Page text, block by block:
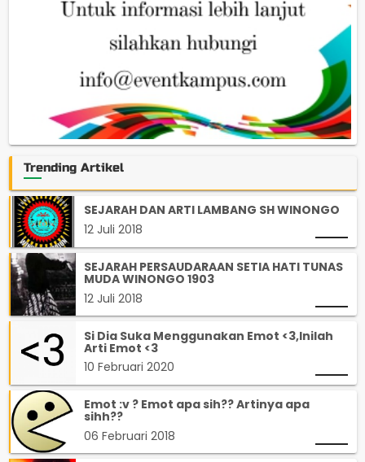
Trending Artikel
SEJARAH DAN ARTI LAMBANG SH WINONGO
12 Juli 2018
SEJARAH PERSAUDARAAN SETIA HATI TUNAS
MUDA WINONGO 1903
12 Juli 2018
Si Dia Suka Menggunakan Emot <3,Inilah
Arti Emot <3
10 Februari 2020
Emot :v ? Emot apa sih?? Artinya apa
sihh??
06 Februari 2018